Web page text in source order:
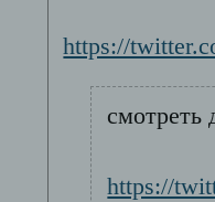
https://
смотреть
https://